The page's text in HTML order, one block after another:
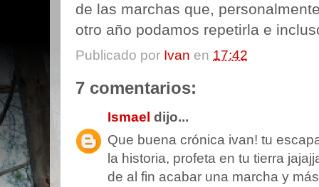
de las marchas que,
otro año podamos repetirla e
Publicado por Ivan en 17:42
7 comentarios:
Ismael dijo...
Que buena crónica ivan! tu
la historia, profeta en tu tierra
de al fin acabar una marcha y